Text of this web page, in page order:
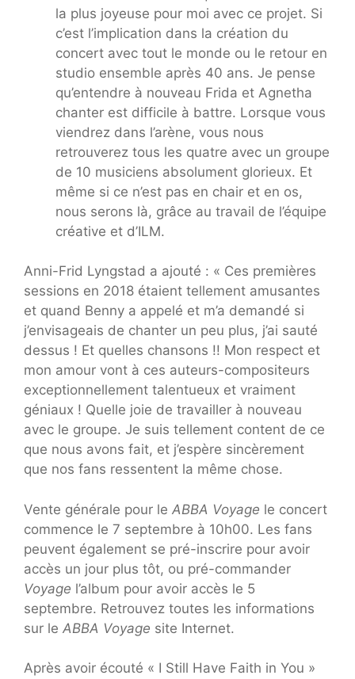
la plus joyeuse pour moi avec ce projet. Si
c’est l’implication dans la création du
concert avec tout le monde ou le retour en
studio ensemble après 40 ans. Je pense
qu’entendre à nouveau Frida et Agnetha
chanter est difficile à battre. Lorsque vous
viendrez dans l’arène, vous nous
retrouverez tous les quatre avec un groupe
de 10 musiciens absolument glorieux. Et
même si ce n’est pas en chair et en os,
nous serons là, grâce au travail de l’équipe
créative et d’ILM.
Anni-Frid Lyngstad a ajouté : « Ces premières
sessions en 2018 étaient tellement amusantes
et quand Benny a appelé et m’a demandé si
j’envisageais de chanter un peu plus, j’ai sauté
dessus ! Et quelles chansons !! Mon respect et
mon amour vont à ces auteurs-compositeurs
exceptionnellement talentueux et vraiment
géniaux ! Quelle joie de travailler à nouveau
avec le groupe. Je suis tellement content de ce
que nous avons fait, et j’espère sincèrement
que nos fans ressentent la même chose.
Vente générale pour le ABBA Voyage le concert
commence le 7 septembre à 10h00. Les fans
peuvent également se pré-inscrire pour avoir
accès un jour plus tôt, ou pré-commander
Voyage l’album pour avoir accès le 5
septembre. Retrouvez toutes les informations
sur le ABBA Voyage site Internet.
Après avoir écouté « I Still Have Faith in You »